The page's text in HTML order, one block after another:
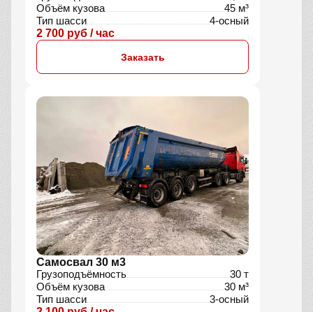
Объём кузова
45 м³
Тип шасси
4-осный
2 700 руб / час
Заказать
Самосвал 30 м3
Грузоподъёмность
30 т
Объём кузова
30 м³
Тип шасси
3-осный